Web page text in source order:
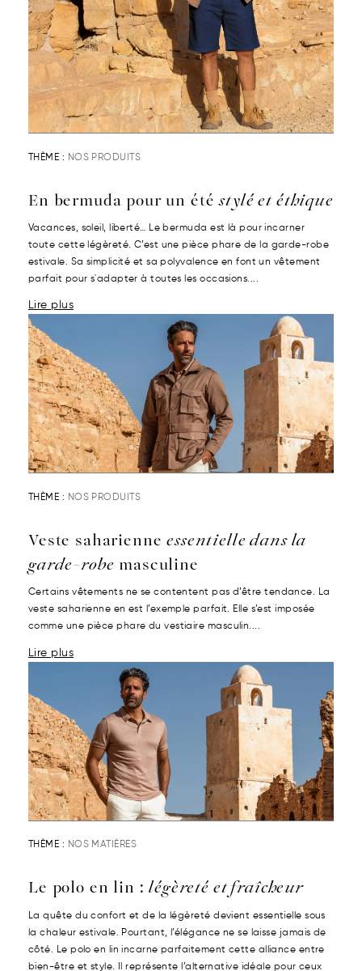
THÈME : NOS PRODUITS
En bermuda pour un étéstylé et éthique
Vacances, soleil, liberté… Le bermuda est là pour incarner
toute cette légèreté. C’est une pièce phare de la garde-robe
estivale. Sa simplicité et sa polyvalence en font un vêtement
parfait pour s'adapter à toutes les occasions....
Lire plus
THÈME : NOS PRODUITS
Veste saharienneessentielle dans la
garde-robe masculine
Certains vêtements ne se contentent pas d’être tendance. La
veste saharienne en est l’exemple parfait. Elle s’est imposée
comme une pièce phare du vestiaire masculin....
Lire plus
THÈME : NOS MATIÈRES
Le polo en lin :légèreté et fraîcheur
La quête du confort et de la légèreté devient essentielle sous
la chaleur estivale. Pourtant, l’élégance ne se laisse jamais de
côté. Le polo en lin incarne parfaitement cette alliance entre
bien-être et style. Il représente l’alternative idéale pour ceux